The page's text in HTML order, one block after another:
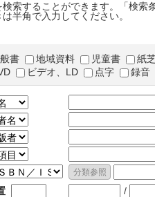
索することができます。「検
半角で入力してください。
書 地域資料 児童書
紙
ビデオ、LD 点字 録音
/